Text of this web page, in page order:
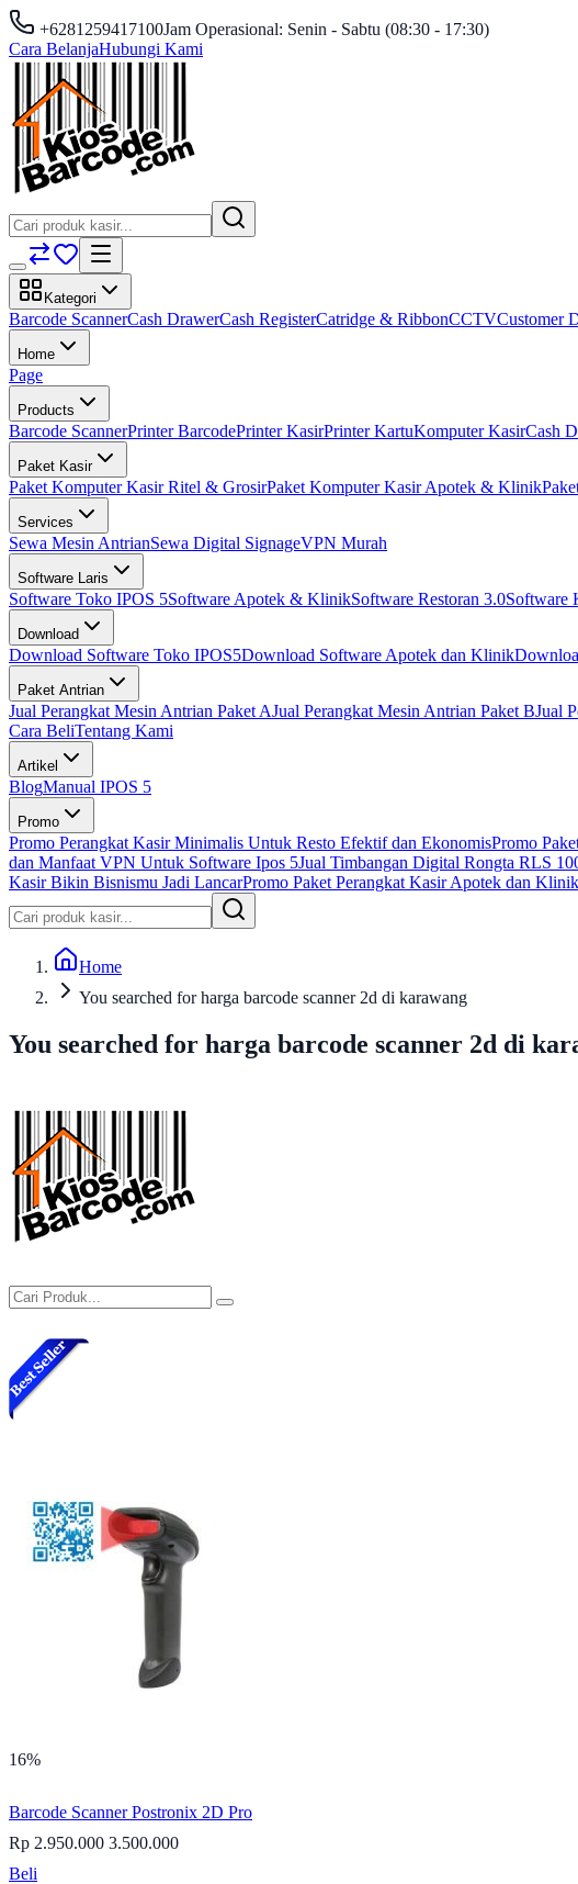
+6281259417100Jam Operasional: Senin - Sabtu (08:30 - 17:30)
Cara BelanjaHubungi Kami
Kategori
Barcode ScannerCash DrawerCash RegisterCatridge & RibbonCCTVCustomer
Home
Page
Products
Barcode ScannerPrinter BarcodePrinter KasirPrinter KartuKomputer KasirCash
Paket Kasir
Paket Komputer Kasir Ritel & GrosirPaket Komputer Kasir Apotek & Klinik
Services
Sewa Mesin AntrianSewa Digital SignageVPN Murah
Software Laris
Software Toko IPOS 5Software Apotek & KlinikSoftware Restoran 3.0Software
Download
Download Software Toko IPOS5Download Software Apotek dan Klinik
Paket Antrian
Jual Perangkat Mesin Antrian Paket AJual Perangkat Mesin Antrian Paket BJual
Cara BeliTentang Kami
Artikel
BlogManual IPOS 5
Promo
Promo Perangkat Kasir Minimalis Untuk Resto Efektif dan EkonomisPromo
dan Manfaat VPN Untuk Software Ipos 5Jual Timbangan Digital Rongta RLS
Kasir Bikin Bisnismu Jadi LancarPromo Paket Perangkat Kasir Apotek dan
Home
You searched for harga barcode scanner 2d di karawang
You searched for harga barcode scanner 2d di
16%
Barcode Scanner Postronix 2D Pro
Rp 2.950.000 3.500.000
Beli